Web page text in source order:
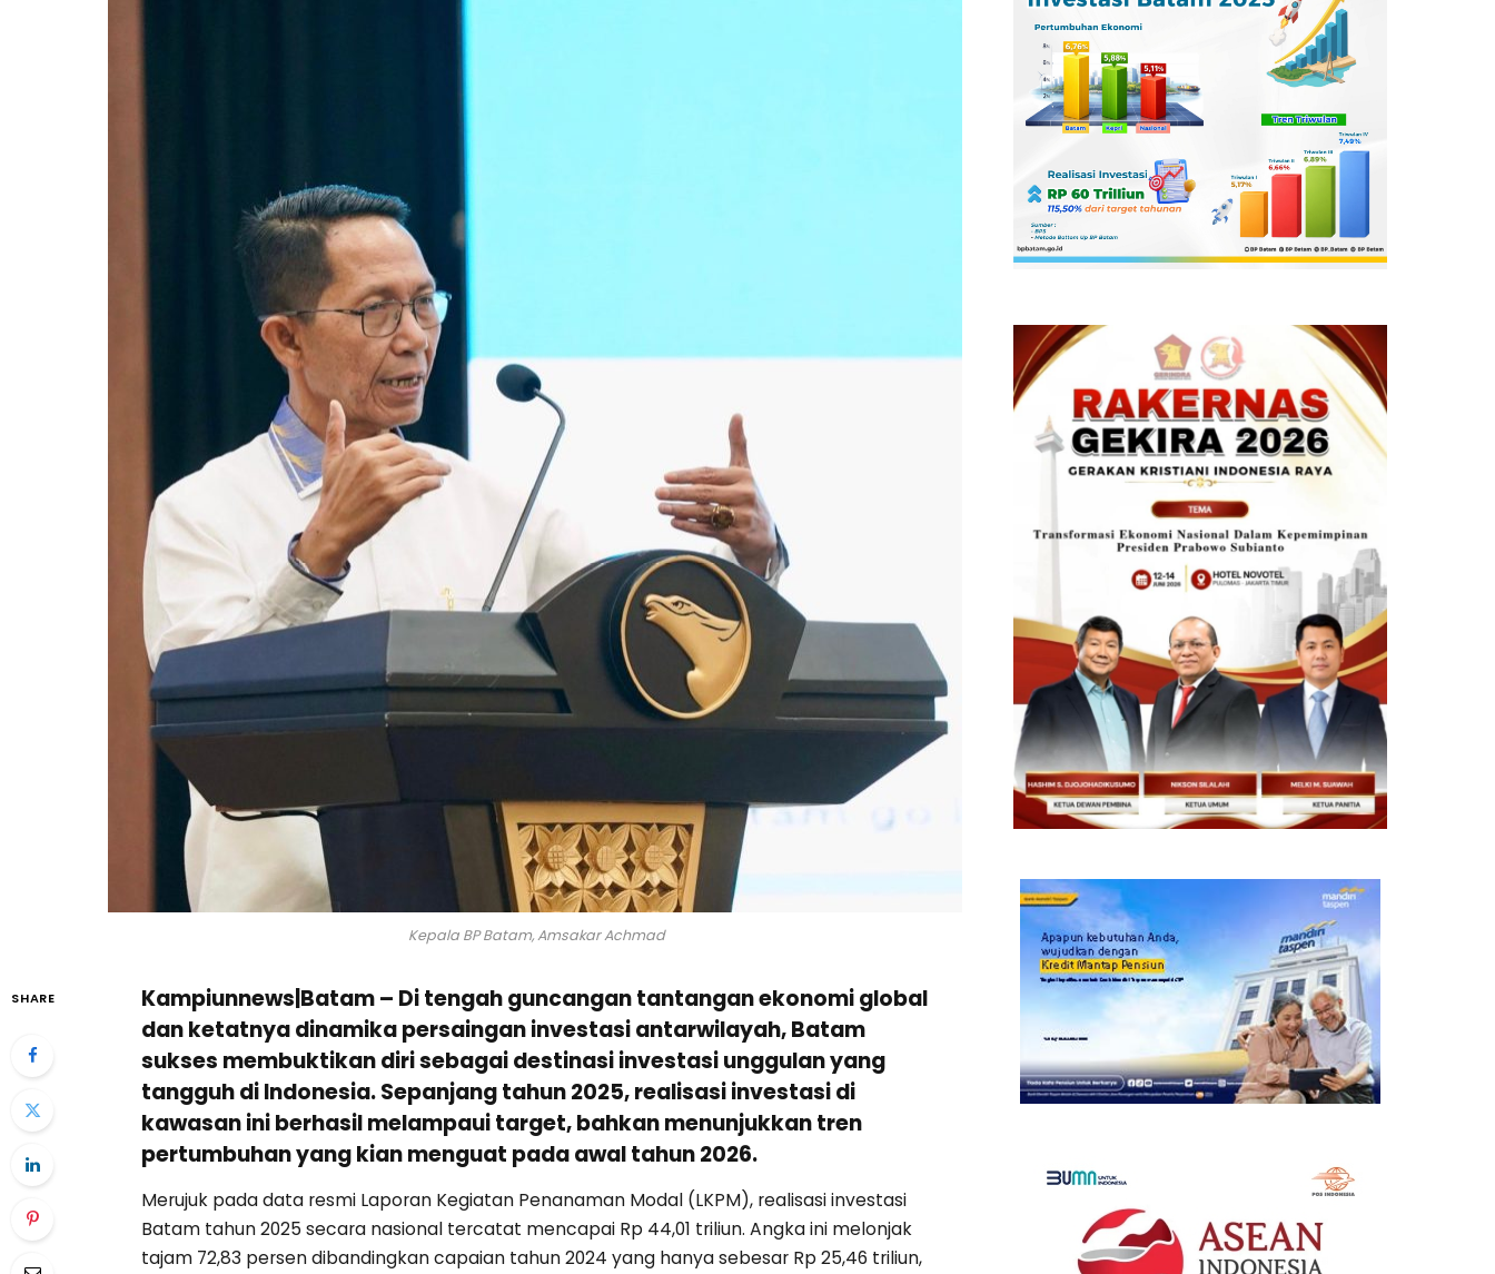
Kepala BP Batam, Amsakar Achmad
SHARE Kampiunnews|Batam– Di tengah guncangan tantangan ekonomi global
dan ketatnya dinamika persaingan investasi antarwilayah, Batam
sukses membuktikan diri sebagai destinasi investasi unggulan yang
tangguh di Indonesia. Sepanjang tahun 2025, realisasi investasi di
kawasan ini berhasil melampaui target, bahkan menunjukkan tren
pertumbuhan yang kian menguat pada awal tahun 2026.
Merujuk pada data resmi Laporan Kegiatan Penanaman Modal (LKPM), realisasi investasi
Batam tahun 2025 secara nasional tercatat mencapai Rp 44,01 triliun. Angka ini melonjak
tajam 72,83 persen dibandingkan capaian tahun 2024 yang hanya sebesar Rp 25,46 triliun,